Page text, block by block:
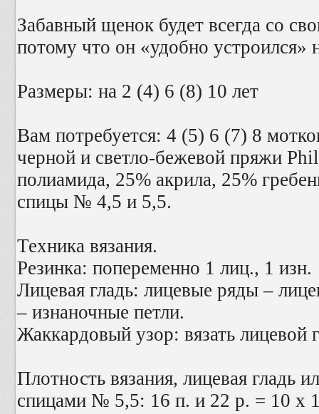
Забавный щенок будет всегда со
потому что он «удобно устроился»
Размеры: на 2 (4) 6 (8) 10 лет
Вам потребуется: 4 (5) 6 (7) 8
черной и светло-бежевой пряжи
полиамида, 25% акрила, 25%
спицы № 4,5 и 5,5.
Техника вязания.
Резинка: попеременно 1 лиц., 1 изн.
Лицевая гладь: лицевые ряды –
– изнаночные петли.
Жаккардовый узор: вязать лицевой
Плотность вязания, лицевая гладь
спицами № 5,5: 16 п. и 22 р. = 10 х